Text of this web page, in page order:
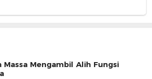
Massa Mengambil Alih Fungsi